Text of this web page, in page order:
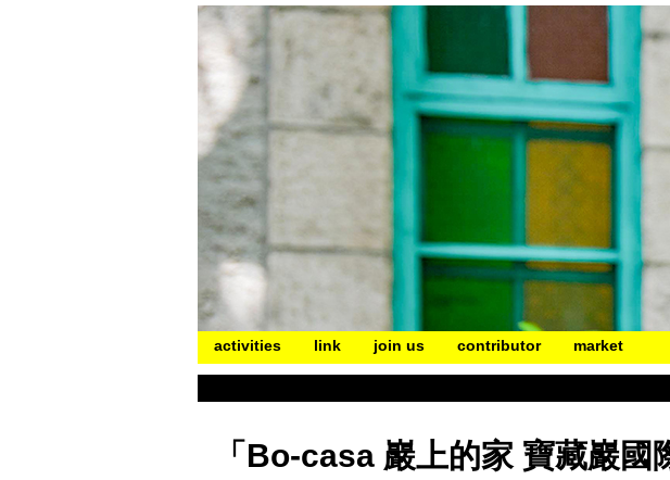
activities link join us contributor market
「Bo-casa 巖上的家 寶藏巖國